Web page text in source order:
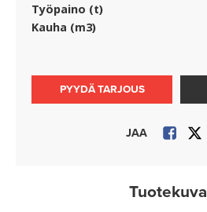
Työpaino (t)
Kauha (m3)
PYYDÄ TARJOUS
JAA